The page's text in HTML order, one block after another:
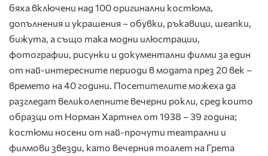
бяха включени над 100 оригинални костюма,
допълнения и украшения – обувки, ръкавици, шеапки,
бижута, а също така модни илюстрации,
фотографии, рисунки и документални филми за един
от най-интересните периоди в модата през 20 век –
времето на 40 години. Посетителите можеха да
разгледат великолепните вечерни рокли, сред които
образци от Норман Хартнел от 1938 – 39 година;
костюми носени от най-прочути театрални и
филмови звезди, като вечерния тоалет на Грета